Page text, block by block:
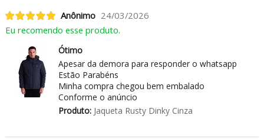
Anônimo 24/03/2026
Eu recomendo esse produto.
Ótimo
Apesar da demora para responder o whatsapp
Estão Parabéns
Minha compra chegou bem embalado
Conforme o anúncio
Produto:Jaqueta Rusty Dinky Cinza